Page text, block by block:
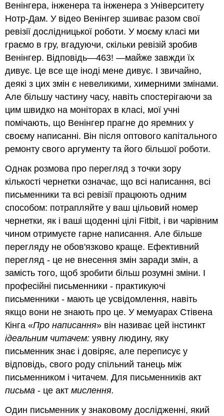
Венінгера, інженера та інженера з Університету
Нотр-Дам. У відео Венінгер зшиває разом свої
ревізії дослідницької роботи. У моєму класі ми
граємо в гру, вгадуючи, скільки ревізій зробив
Венінгер. Відповідь—463! —майже завжди їх
дивує. Це все ще іноді мене дивує. І звичайно,
деякі з цих змін є невеликими, химерними змінами.
Але більшу частину часу, навіть спостерігаючи за
цим швидко на моніторах в класі, мої учні
помічають, що Венінгер прагне до яремних у
своєму написанні. Він після оптового капітального
ремонту свого аргументу та його більшої роботи.
Однак розмова про перегляд з точки зору
кількості чернетки означає, що всі написання, всі
письменники та всі ревізії працюють одним
способом: потрапляйте у ваш цільовий номер
чернетки, як і ваші щоденні цілі Fitbit, і ви чарівним
чином отримуєте гарне написання. Але більше
перегляду не обов'язково краще. Ефективний
перегляд - це не внесення змін заради змін, а
замість того, щоб зробити більш розумні зміни. І
професійні письменники - практикуючі
письменники - мають це усвідомлення, навіть
якщо вони не знають про це. У мемуарах Стівена
Кінга «Про написання» він називає цей інстинкт
ідеальним читачем: уявну людину, яку
письменник знає і довіряє, але переписує у
відповідь, свого роду спільний танець між
письменником і читачем. Для письменників акт
письма - це актмислення.
Один письменник у знаковому дослідженні, який